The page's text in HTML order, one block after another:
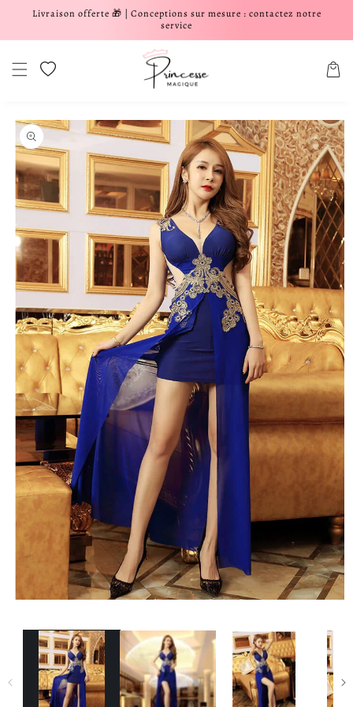
et passer au contenu
Livraison offerte 🎁 | Conceptions sur mesure : contactez notre
service
Liste de souhaits Panier
informations produits